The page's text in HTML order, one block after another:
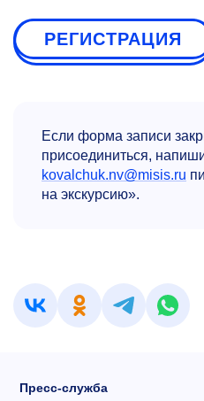
РЕГИСТРАЦИЯ
Если форма записи
присоединиться,
kovalchuk.nv@misis.ru
на экскурсию».
Пресс-служба